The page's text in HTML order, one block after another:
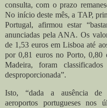
consulta, com o prazo
No início deste mês, a TAP,
Portugal, afirmou estar
anunciadas pela ANA. Os
de 1,53 euros em Lisboa até
por 0,81 euros no Porto, 0,80
Madeira, foram
desproporcionada”.
Isto, “dada a ausência de
aeroportos portugueses nos